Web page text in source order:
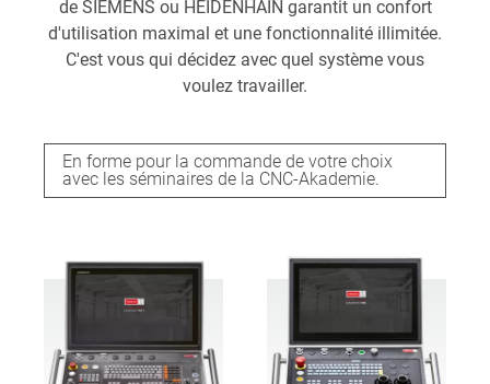
de SIEMENS ou HEIDENHAIN garantit un confort
d'utilisation maximal et une fonctionnalité illimitée.
C'est vous qui décidez avec quel système vous
voulez travailler.
En forme pour la commande de votre choix
avec les séminaires de la CNC-Akademie.